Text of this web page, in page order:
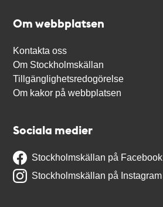
Om webbplatsen
Kontakta oss
Om Stockholmskällan
Tillgänglighetsredogörelse
Om kakor på webbplatsen
Sociala medier
Stockholmskällan på Facebook
Stockholmskällan på Instagram